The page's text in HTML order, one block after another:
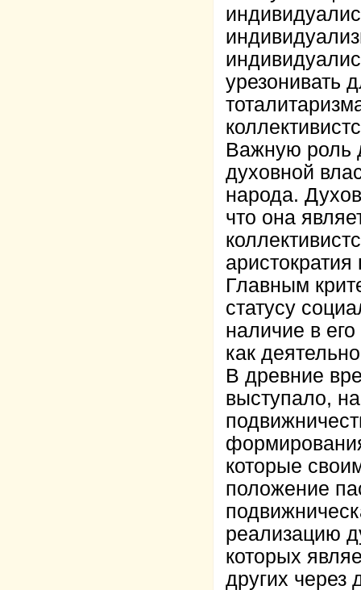
урезонивать
Важную роль
духовной
народа.
что она
Главным
статусу
наличие в
как
В древние
выступало,
которые
положение
реализацию
которых
других через